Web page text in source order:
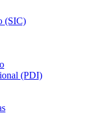
(SIC)
(PDI)